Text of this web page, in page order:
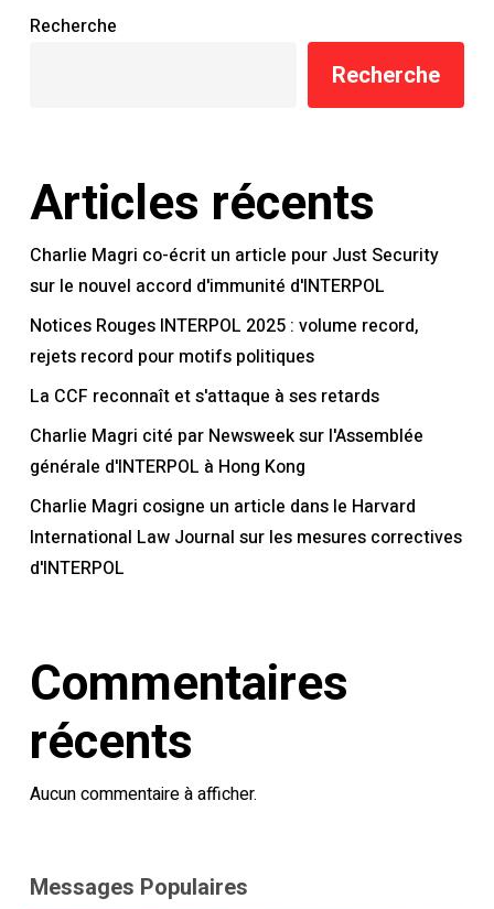
Recherche
Recherche
Articles récents
Charlie Magri co-écrit un article pour Just Security
sur le nouvel accord d'immunité d'INTERPOL
Notices Rouges INTERPOL 2025 : volume record,
rejets record pour motifs politiques
La CCF reconnaît et s'attaque à ses retards
Charlie Magri cité par Newsweek sur l'Assemblée
générale d'INTERPOL à Hong Kong
Charlie Magri cosigne un article dans le Harvard
International Law Journal sur les mesures correctives
d'INTERPOL
Commentaires
récents
Aucun commentaire à afficher.
Messages Populaires